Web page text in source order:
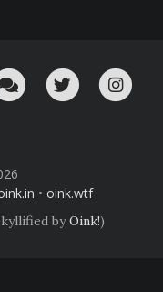
en Telegram!
TV Charla con nosotros
Twitter
• oink.wtf
byOink!)